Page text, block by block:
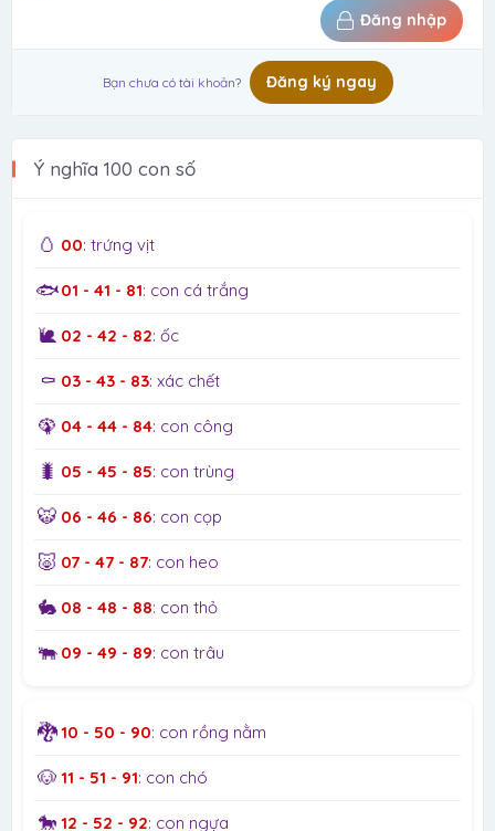
Đăng nhập
Bạn chưa có tài khoản? Đăng ký ngay
Ý nghĩa 100 con số
🥚 00: trứng vịt
🐟01 - 41 - 81: con cá trắng
🐌 02 - 42 - 82: ốc
⚰️ 03 - 43 - 83: xác chết
🦚 04 - 44 - 84: con công
🐛 05 - 45 - 85: con trùng
🐯 06 - 46 - 86: con cọp
🐷 07 - 47 - 87: con heo
🐇 08 - 48 - 88: con thỏ
🐃 09 - 49 - 89: con trâu
🐉10 - 50 - 90: con rồng nằm
🐶 11 - 51 - 91: con chó
🐎 12 - 52 - 92: con ngựa